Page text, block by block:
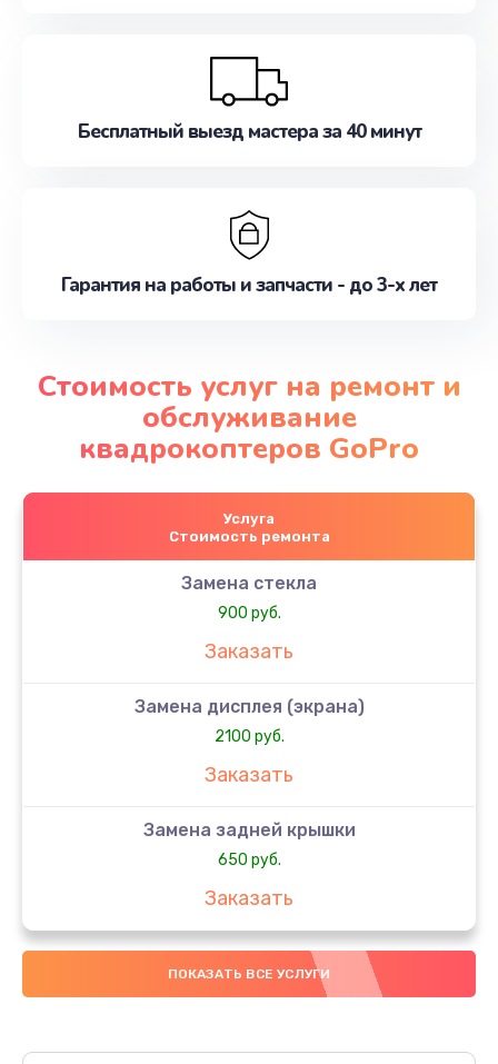
Бесплатный выезд мастера за 40 минут
Гарантия на работы и запчасти - до 3-х лет
Стоимость услуг на ремонт и
обслуживание
квадрокоптеров GoPro
Услуга
Стоимость ремонта
Замена стекла
900 руб.
Заказать
Замена дисплея (экрана)
2100 руб.
Заказать
Замена задней крышки
650 руб.
Заказать
Замена аккумулятора
4000 руб.
ПОКАЗАТЬ ВСЕ УСЛУГИ